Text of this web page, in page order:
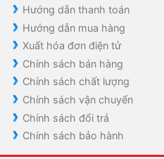
Hướng dẫn thanh toán
Hướng dẫn mua hàng
Xuất hóa đơn điện tử
Chính sách bán hàng
Chính sách chất lượng
Chính sách vận chuyển
Chính sách đổi trả
Chính sách bảo hành